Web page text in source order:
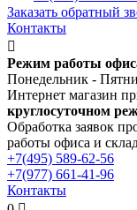
Заказать обратный
Контакты

Режим работы
Понедельник -
Интернет магазин
круглосуточном
Обработка заявок
работы офиса и
+7(495) 589-62-56
+7(977) 661-41-96
Контакты